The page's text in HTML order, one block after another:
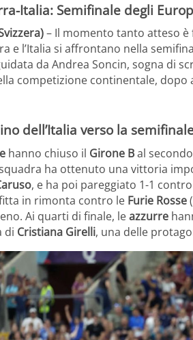
Italia: Semifinale degli
– Il momento tanto atteso
e l’Italia si affrontano nella
da Andrea Soncin, sogna di
competizione continentale, dopo
dell’Italia verso la
hanno chiuso il Girone Bal
ha ottenuto una vittoria
, e ha poi pareggiato 1-1
in rimonta contro le Furie Rosse
Ai quarti di finale, leazzurre
di Cristiana Girelli, una delle